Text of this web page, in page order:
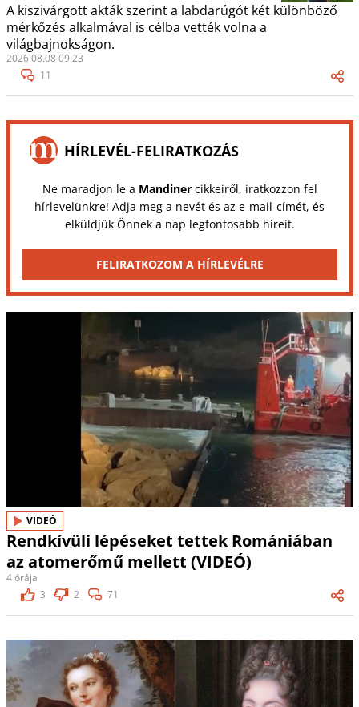
A kiszivárgott akták szerint a labdarúgót két különböző
mérkőzés alkalmával is célba vették volna a
világbajnokságon.
2026.08.08 09:23
11
HÍRLEVÉL-FELIRATKOZÁS
Ne maradjon le a Mandinercikkeiről, iratkozzon fel
hírlevelünkre! Adja meg a nevét és az e-mail-címét, és
elküldjük Önnek a nap legfontosabb híreit.
FELIRATKOZOM A HÍRLEVÉLRE
VIDEÓ
Rendkívüli lépéseket tettek Romániában
az atomerőmű mellett (VIDEÓ)
4 órája
3
2 71